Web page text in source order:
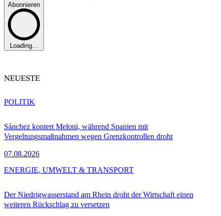
Abonnieren
Loading...
NEUESTE
Sánchez kontert Meloni, während Spanien mit
Vergeltungsmaßnahmen wegen Grenzkontrollen droht
07.08.2026
POLITIK
Der Niedrigwasserstand am Rhein droht der Wirtschaft einen
weiteren Rückschlag zu versetzen
ENERGIE, UMWELT & TRANSPORT